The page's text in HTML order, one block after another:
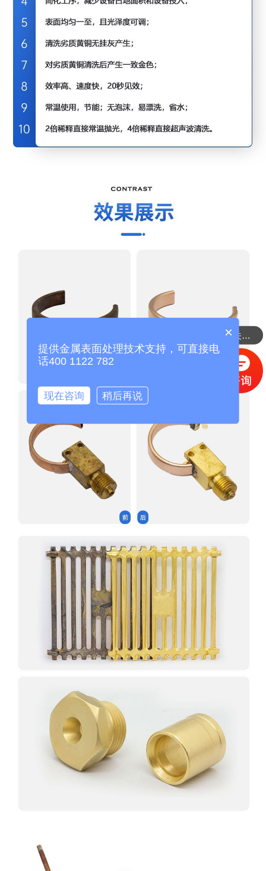
×
提供金属表面处理技术支持，可直接电
话400 1122 782
现在咨询 稍后再说